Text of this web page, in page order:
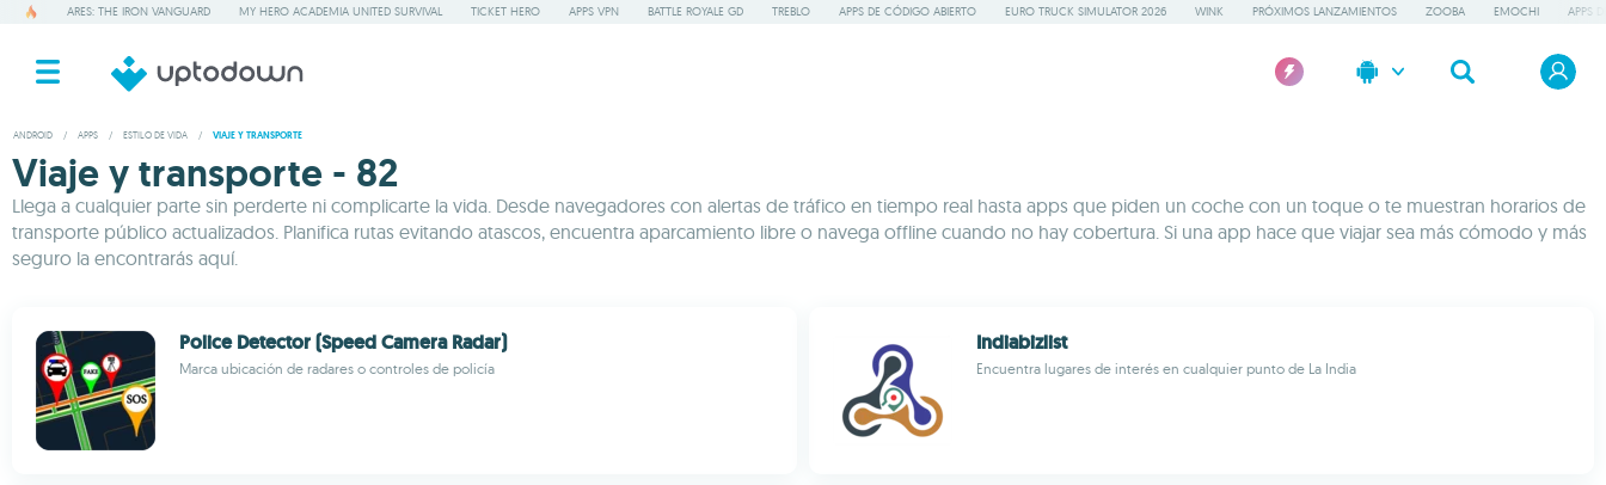
ARES: THE IRON VANGUARD MY HERO ACADEMIA UNITED SURVIVAL TICKET HERO APPS VPN BATTLE ROYALE GD TREBLO APPS DE CÓDIGO ABIERTO EURO TRUCK SIMULATOR 2026 WINK PRÓXIMOS LANZAMIENTOS ZOOBA EMOCHI APPS
ANDROID / APPS / ESTILO DE VIDA / VIAJE Y TRANSPORTE
Viaje y transporte - 82
Llega a cualquier parte sin perderte ni complicarte la vida. Desde navegadores con alertas de tráfico en tiempo real hasta apps que piden un coche con un toque o te muestran horarios de
transporte público actualizados. Planifica rutas evitando atascos, encuentra aparcamiento libre o navega offline cuando no hay cobertura. Si una app hace que viajar sea más cómodo y más
seguro la encontrarás aquí.
Police Detector (Speed Camera Radar)
Marca ubicación de radares o controles de policía
Indiabizlist
Encuentra lugares de interés en cualquier punto de La India